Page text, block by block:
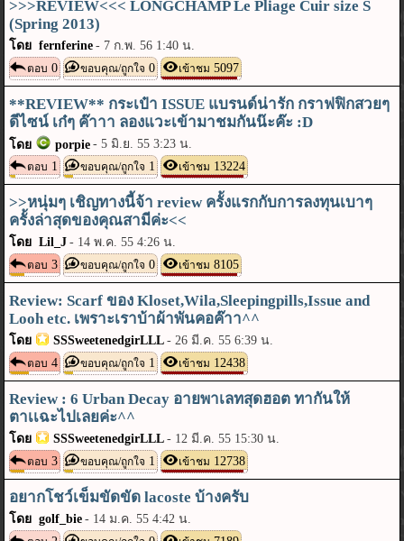
>>>REVIEW<<< LONGCHAMP Le Pliage Cuir size S
(Spring 2013)
โดย fernferine - 7 ก.พ. 56 1:40 น.
ตอบ 0 ขอบคุณ/ถูกใจ 0 เข้าชม 5097
**REVIEW** กระเป๋า ISSUE แบรนด์น่ารัก กราฟฟิกสวยๆ
ดีไซน์ เก๋ๆ ค๊าาา ลองแวะเข้ามาชมกันน๊ะค๊ะ :D
โดย porpie -5 มิ.ย. 55 3:23 น.
ตอบ 1 ขอบคุณ/ถูกใจ 1 เข้าชม 13224
>>หนุ่มๆ เชิญทางนี้จ้า review ครั้งแรกกับการลงทุนเบาๆ
ครั้งล่าสุดของคุณสามีค่ะ<<
โดย Lil_J - 14 พ.ค. 55 4:26 น.
ตอบ 3 ขอบคุณ/ถูกใจ 0 เข้าชม 8105
Review: Scarf ของ Kloset,Wila,Sleepingpills,Issue and
Looh etc. เพราะเราบ้าผ้าพันคอค๊าา^^
โดย SSSweetenedgirLLL -26 มี.ค. 55 6:39 น.
ตอบ 4 ขอบคุณ/ถูกใจ 1 เข้าชม 12438
Review : 6 Urban Decay อายพาเลทสุดฮอต ทากันให้
ตาเเฉะไปเลยค่ะ^^
โดย SSSweetenedgirLLL - 12 มี.ค. 55 15:30 น.
ตอบ 3 ขอบคุณ/ถูกใจ 1 เข้าชม 12738
อยากโชว์เข็มขัดขัด lacoste บ้างครับ
โดย golf_bie - 14 ม.ค. 55 4:42 น.